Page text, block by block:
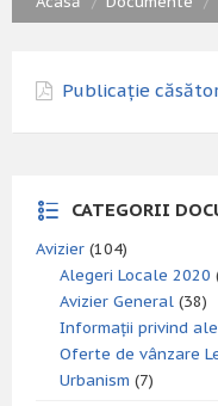
Publicație
CATEGORII
Avizier (104)
Alegeri Locale 2020
Avizier General (38)
Informații privind
Oferte de vânzare
Urbanism (7)